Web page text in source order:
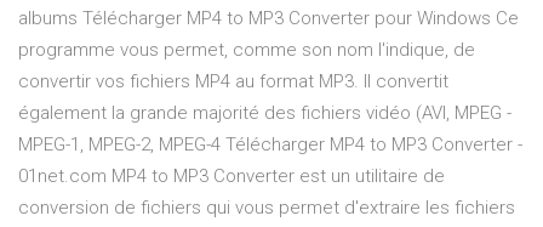
albums Télécharger MP4 to MP3 Converter pour Windows Ce
programme vous permet, comme son nom l'indique, de
convertir vos fichiers MP4 au format MP3. Il convertit
également la grande majorité des fichiers vidéo (AVI, MPEG -
MPEG-1, MPEG-2, MPEG-4 Télécharger MP4 to MP3 Converter -
01net.com MP4 to MP3 Converter est un utilitaire de
conversion de fichiers qui vous permet d'extraire les fichiers